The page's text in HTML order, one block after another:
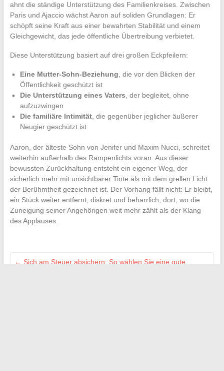
ahnt die ständige Unterstützung des Familienkreises. Zwischen
Paris und Ajaccio wächst Aaron auf soliden Grundlagen: Er
schöpft seine Kraft aus einer bewahrten Stabilität und einem
Gleichgewicht, das jede öffentliche Übertreibung verbietet.
Diese Unterstützung basiert auf drei großen Eckpfeilern:
Eine Mutter-Sohn-Beziehung , die vor den Blicken der
Öffentlichkeit geschützt ist
Die Unterstützung eines Vaters , der begleitet, ohne
aufzuzwingen
Die familiäre Intimität, die gegenüber jeglicher äußerer
Neugier geschützt ist
Aaron, der älteste Sohn von Jenifer und Maxim Nucci, schreitet
weiterhin außerhalb des Rampenlichts voran. Aus dieser
bewussten Zurückhaltung entsteht ein eigener Weg, der
sicherlich mehr mit unsichtbarer Tinte als mit dem grellen Licht
der Berühmtheit gezeichnet ist. Der Vorhang fällt nicht: Er bleibt,
ein Stück weiter entfernt, diskret und beharrlich, dort, wo die
Zuneigung seiner Angehörigen weit mehr zählt als der Klang
des Applauses.
← Sich am Steuer absichern: So wählen Sie eine gute